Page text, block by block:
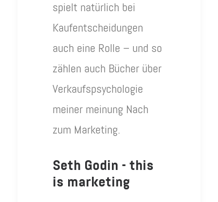
spielt natürlich bei
Kaufentscheidungen
auch eine Rolle – und so
zählen auch Bücher über
Verkaufspsychologie
meiner meinung Nach
zum Marketing.
Seth Godin - this
is marketing